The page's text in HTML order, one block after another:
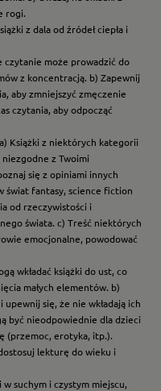
rogi.
z dala od źródeł ciepła i
czytanie może prowadzić do
z koncentracją. b) Zapewnij
aby zmniejszyć zmęczenie
czytania, aby odpocząć
Książki z niektórych kategorii
z Twoimi
się z opiniami innych
świat fantasy, science fiction
od rzeczywistości i
świata. c) Treść niektórych
emocjonalne, powodować
wkładać książki do ust, co
małych elementów. b)
się, że nie wkładają ich
być nieodpowiednie dla dzieci
(przemoc, erotyka, itp.).
lekturę do wieku i
suchym i czystym miejscu,